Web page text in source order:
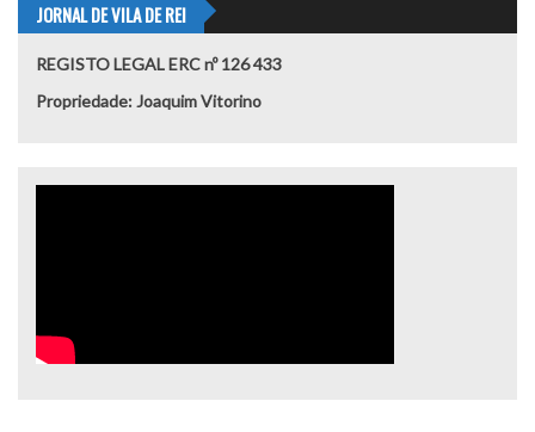
JORNAL DE VILA DE REI
REGISTO LEGAL ERC nº 126 433
Propriedade: Joaquim Vitorino